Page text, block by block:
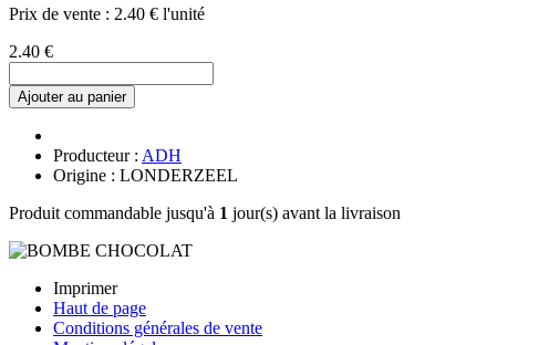
Prix de vente : 2.40 € l'unité
2.40 €
Ajouter au panier
Producteur : ADH
Origine : LONDERZEEL
Produit commandable jusqu'à 1 jour(s) avant la livraison
Imprimer
Haut de page
Conditions générales de vente